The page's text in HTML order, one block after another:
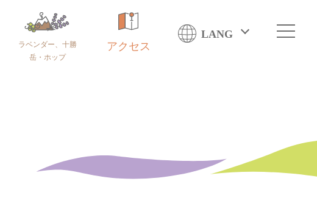
ラベンダー、十勝
岳・ホップ
アクセス
LANG